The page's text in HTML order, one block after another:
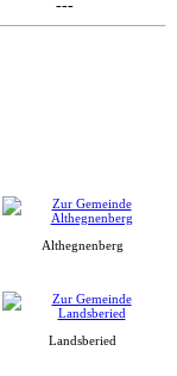
---
Althegnenberg
Landsberied